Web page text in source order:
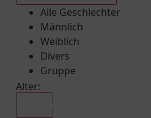
Alle Geschlechter
Männlich
Weiblich
Divers
Gruppe
Alter: